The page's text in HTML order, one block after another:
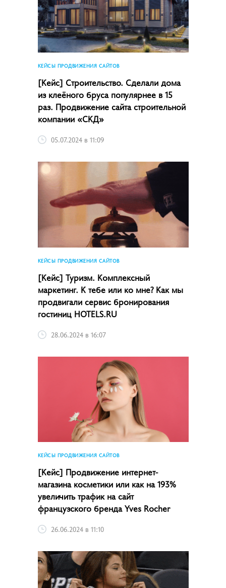
КЕЙСЫ ПРОДВИЖЕНИЯ САЙТОВ
[Кейс] Строительство. Сделали дома
из клеёного бруса популярнее в 15
раз. Продвижение сайта строительной
компании «СКД»
05.07.2024 в 11:09
КЕЙСЫ ПРОДВИЖЕНИЯ САЙТОВ
[Кейс] Туризм. Комплексный
маркетинг. К тебе или ко мне? Как мы
продвигали сервис бронирования
гостиниц HOTELS.RU
28.06.2024 в 16:07
КЕЙСЫ ПРОДВИЖЕНИЯ САЙТОВ
[Кейс] Продвижение интернет-
магазина косметики или как на 193%
увеличить трафик на сайт
французского бренда Yves Rocher
26.06.2024 в 11:10